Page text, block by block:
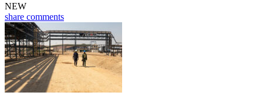
NEW
share comments